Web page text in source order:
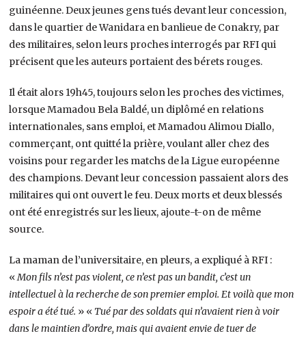
guinéenne. Deux jeunes gens tués devant leur concession,
dans le quartier de Wanidara en banlieue de Conakry, par
des militaires, selon leurs proches interrogés par RFI qui
précisent que les auteurs portaient des bérets rouges.
Il était alors 19h45, toujours selon les proches des victimes,
lorsque Mamadou Bela Baldé, un diplômé en relations
internationales, sans emploi, et Mamadou Alimou Diallo,
commerçant, ont quitté la prière, voulant aller chez des
voisins pour regarder les matchs de la Ligue européenne
des champions. Devant leur concession passaient alors des
militaires qui ont ouvert le feu. Deux morts et deux blessés
ont été enregistrés sur les lieux, ajoute-t-on de même
source.
La maman de l’universitaire, en pleurs, a expliqué à RFI :
« Mon fils n’est pas violent, ce n’est pas un bandit, c’est un
intellectuel à la recherche de son premier emploi. Et voilà que mon
espoir a été tué. » « Tué par des soldats qui n’avaient rien à voir
dans le maintien d’ordre, mais qui avaient envie de tuer de